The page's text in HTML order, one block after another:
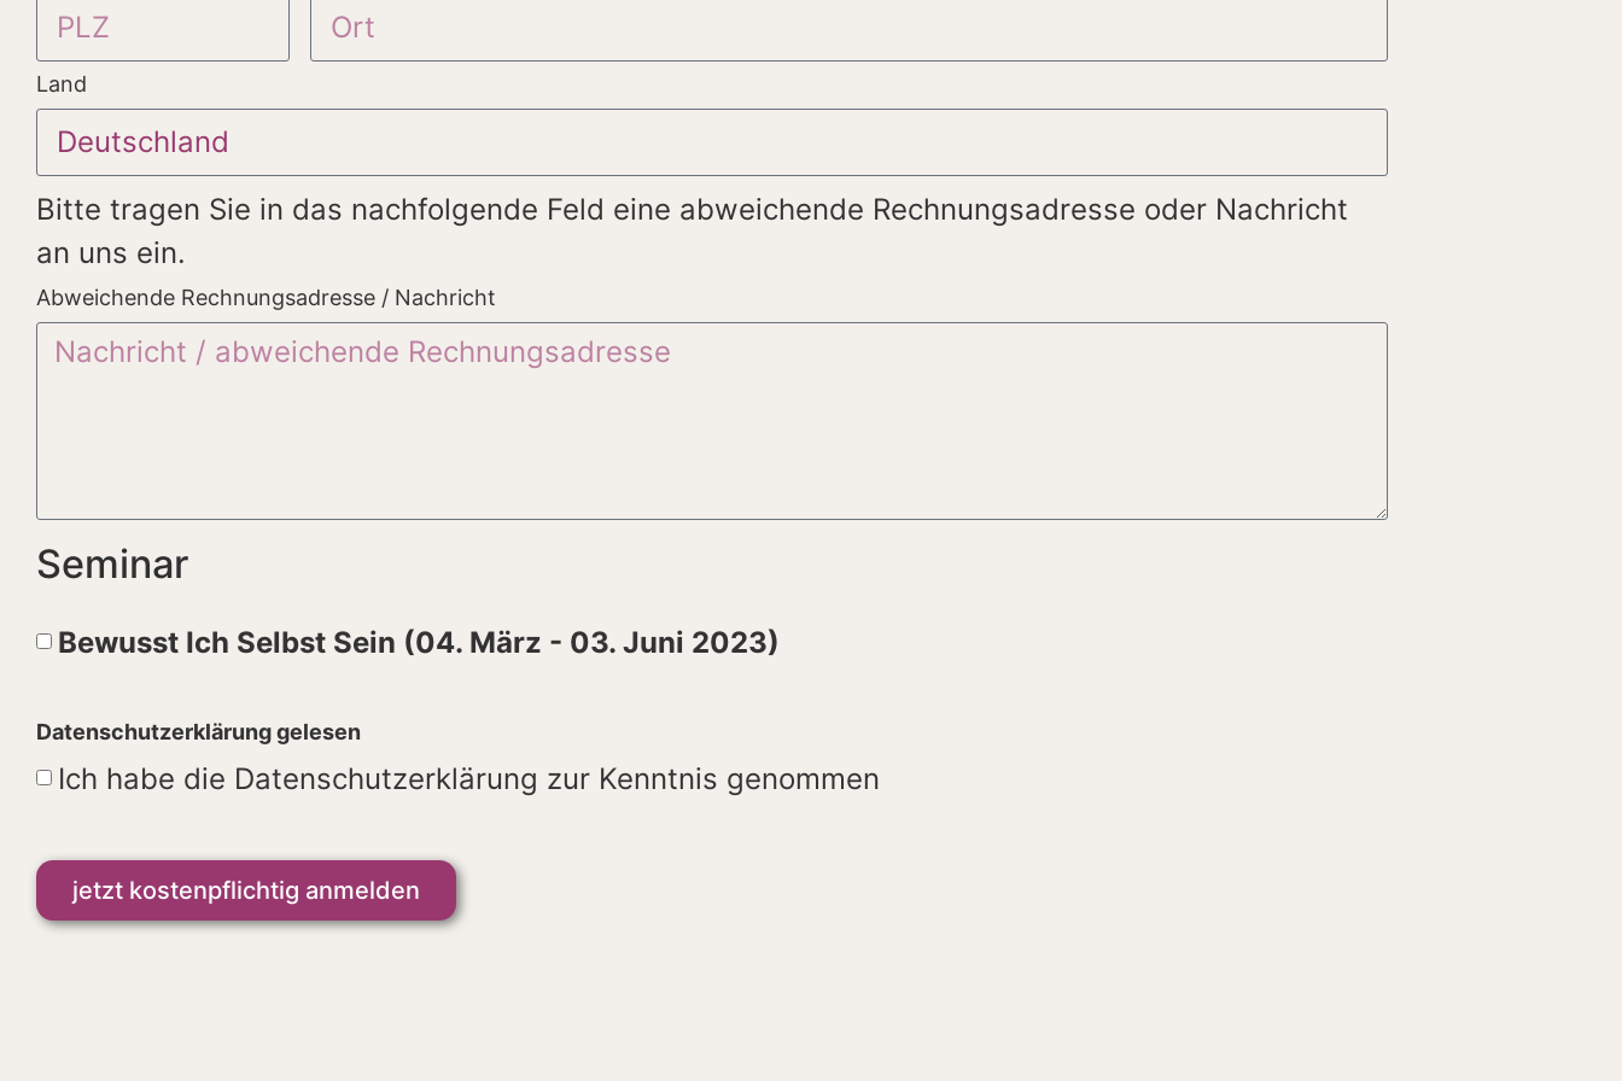
Land
Bitte tragen Sie in das nachfolgende Feld eine abweichende Rechnungsadresse oder Nachricht
an uns ein.
Abweichende Rechnungsadresse / Nachricht
Seminar
Bewusst Ich Selbst Sein (04. März - 03. Juni 2023)
Datenschutzerklärung gelesen
Ich habe die Datenschutzerklärung zur Kenntnis genommen
jetzt kostenpflichtig anmelden